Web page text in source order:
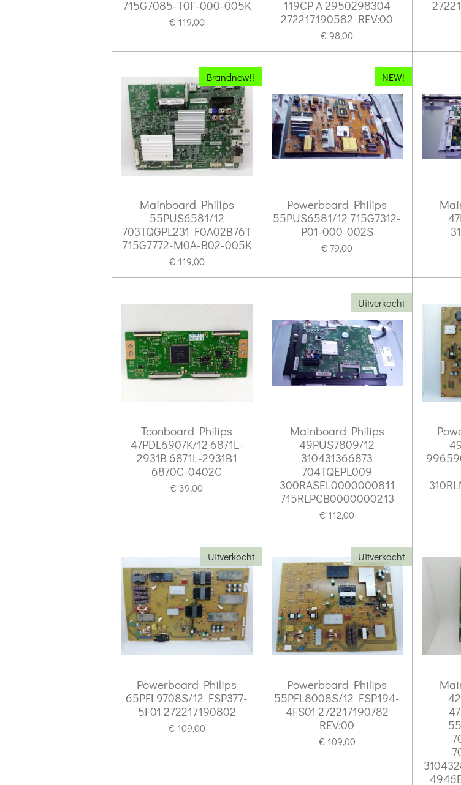
715G7085-T0F-000-005K
€ 119,00
119CP A 2950298304
272217190582 REV:00
€ 98,00
Brandnew!!
Mainboard Philips
55PUS6581/12
703TQGPL231 F0A02B76T
715G7772-M0A-B02-005K
€ 119,00
NEW!
Powerboard Philips
55PUS6581/12 715G7312-
P01-000-002S
€ 79,00
Tconboard Philips
47PDL6907K/12 6871L-
2931B 6871L-2931B1
6870C-0402C
€ 39,00
Uitverkocht
Mainboard Philips
49PUS7809/12
310431366873
704TQEPL009
300RASEL0000000811
715RLPCB0000000213
€ 112,00
Uitverkocht
Powerboard Philips
65PFL9708S/12 FSP377-
5F01 272217190802
€ 109,00
Uitverkocht
Powerboard Philips
55PFL8008S/12 FSP194-
4FS01 272217190782
REV:00
€ 109,00